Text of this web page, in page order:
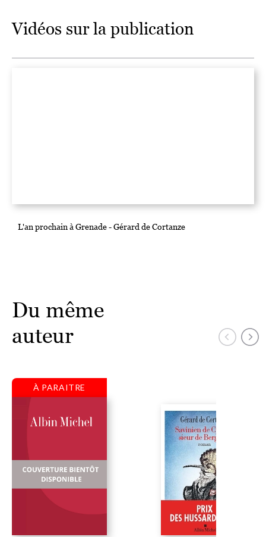
Vidéos sur la publication
L'an prochain à Grenade - Gérard de Cortanze
Du même
auteur
À PARAITRE